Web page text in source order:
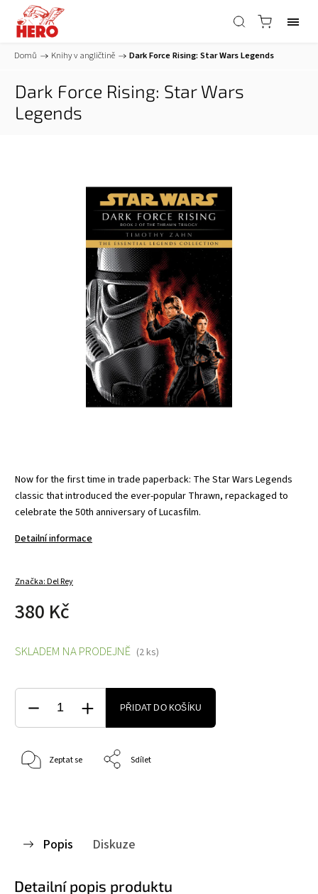
Domů / Knihy v angličtině / Dark Force Rising: Star Wars Legends
Dark Force Rising: Star Wars
Legends
Now for the first time in trade paperback: The Star Wars Legends
classic that introduced the ever-popular Thrawn, repackaged to
celebrate the 50th anniversary of Lucasfilm.
Detailní informace
Značka:Del Rey
380 Kč
SKLADEM NA PRODEJNĚ (2 ks)
PŘIDAT DO KOŠÍKU
Zeptat se Sdílet
Popis Diskuze
Detailní popis produktu